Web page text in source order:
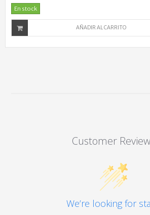
En stock
AÑADIR AL CARRITO
Customer
We’re looking for